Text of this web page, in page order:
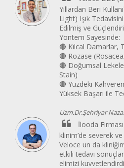
Yıllardan Beri
Light) Işık
Edilmiş ve
Yöntem Sayesinde:
🔴 Kılcal Damarlar,
🔴 Rozase
🔴 Doğumsal
Stain)
🔴 Yüzdeki
Yüksek Başarı ile
Uzm.Dr.Şehriyar
İlooda
klinim’de severek
Veloce un da
etkili tedavi
elimizi